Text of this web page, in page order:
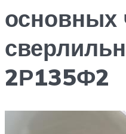
основных
2Р135Ф2